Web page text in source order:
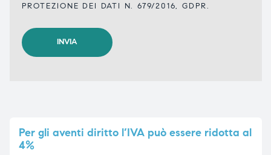
PROTEZIONE DEI DATI N. 679/2016, GDPR.
Pergli aventi diritto l’IVA può essere ridotta al
4%